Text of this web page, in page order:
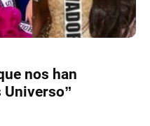
nos han
Universo”